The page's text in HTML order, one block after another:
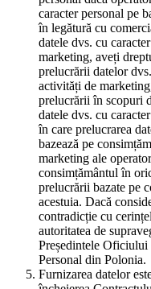
caracter personal pe
în legătură cu
datele dvs. cu
marketing, aveți
prelucrării datelor
activități de
prelucrării în scopuri
datele dvs. cu
în care prelucrarea
bazează pe
marketing ale
consimțământul în
prelucrării bazate pe
acestuia. Dacă
contradicție cu
autoritatea de
Președintele Oficiului
Personal din Polonia.
Furnizarea datelor